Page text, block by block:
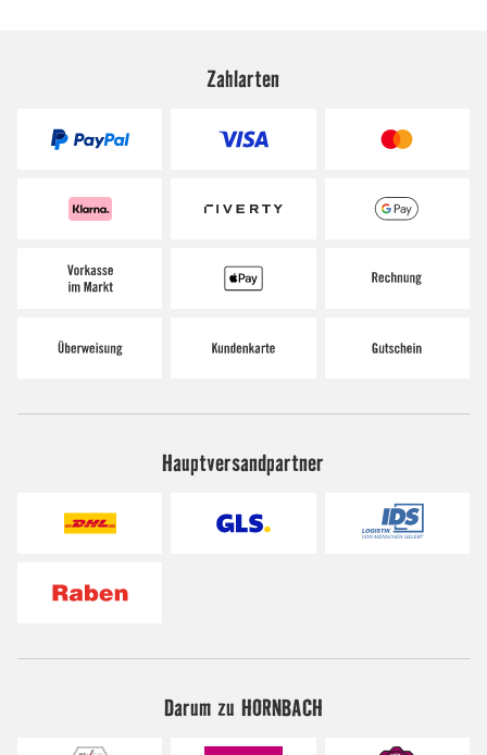
Zahlarten
Hauptversandpartner
Darum zu HORNBACH